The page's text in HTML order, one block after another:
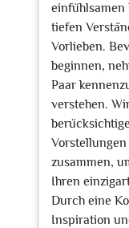
einfühlsamen
tiefen
Vorlieben.
beginnen,
Paar
verstehen.
zusammen,
Ihren
Durch eine
Inspiration